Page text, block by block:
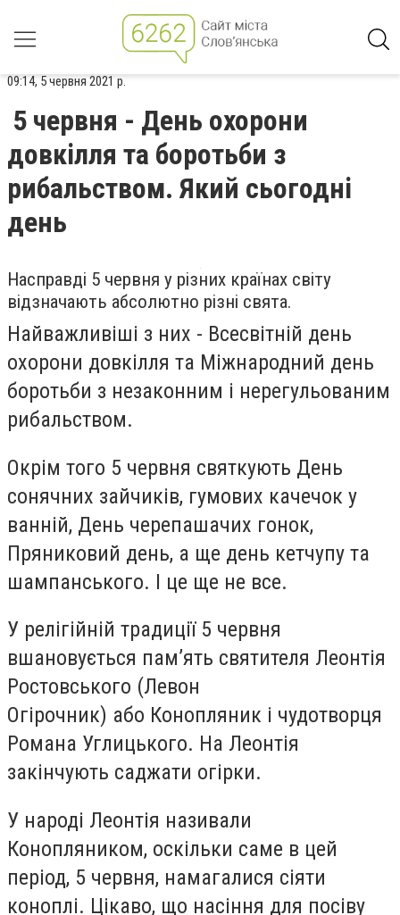
09:14, 5 червня 2021 р.
5 червня - День охорони
довкілля та боротьби з
рибальством. Який сьогодні
день
Насправді 5 червня у різних країнах світу
відзначають абсолютно різні свята.
Найважливіші з них - Всесвітній день
охорони довкілля та Міжнародний день
боротьби з незаконним і нерегульованим
рибальством.
Окрім того 5 червня святкують День
сонячних зайчиків, гумових качечок у
ванній, День черепашачих гонок,
Пряниковий день, а ще день кетчупу та
шампанського. І це ще не все.
У релігійній традиції 5 червня
вшановується пам’ять святителя Леонтія
Ростовського (Левон
Огірочник) або Конопляник і чудотворця
Романа Углицького. На Леонтія
закінчують саджати огірки.
У народі Леонтія називали
Конопляником, оскільки саме в цей
період, 5 червня, намагалися сіяти
коноплі. Цікаво, що насіння для посіву